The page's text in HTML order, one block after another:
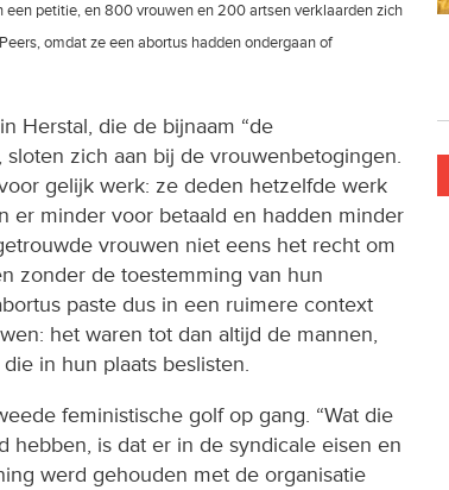
petitie, en 800 vrouwen en 200 artsen verklaarden zich
omdat ze een abortus hadden ondergaan of
Herstal, die de bijnaam “de
zich aan bij de vrouwenbetogingen.
gelijk werk: ze deden hetzelfde werk
er minder voor betaald en hadden minder
vrouwen niet eens het recht om
zonder de toestemming van hun
paste dus in een ruimere context
het waren tot dan altijd de mannen,
in hun plaats beslisten.
feministische golf op gang. “Wat die
hebben, is dat er in de syndicale eisen en
werd gehouden met de organisatie